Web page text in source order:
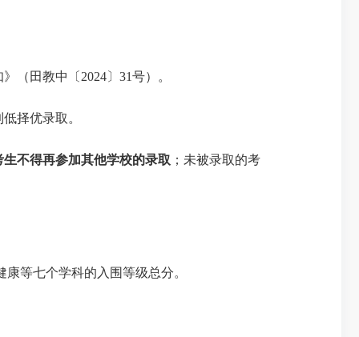
》（ 田教中〔 2024〕31号）。
择优录取。
生不得再参加其他学校的录取 ； 未被录取的考
等七个学科的入围等级总分。